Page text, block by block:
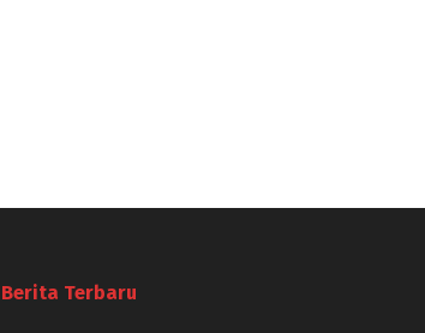
Berita Terbaru